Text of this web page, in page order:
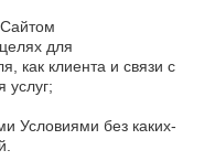
для
как клиента и связи с
услуг;
Условиями без каких-